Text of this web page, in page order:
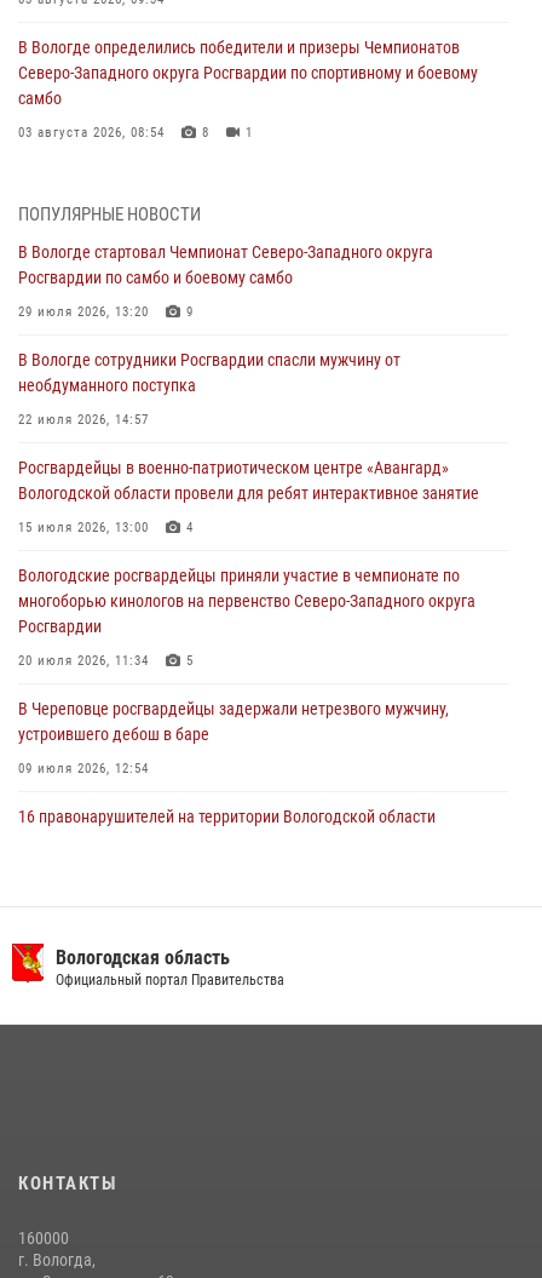
В Вологде определились победители и призеры Чемпионатов
Северо-Западного округа Росгвардии по спортивному и боевому
самбо
03 августа 2026, 08:54 8 1
ОХРАНЫ РОСГВАРДИИ В ВОЛОГОДСКОЙ ОБЛАСТИ ЗАДЕРЖАНО 23
02 августа 2026, 10:37
Росгвардейцы в г. Соколе задержали несовершеннолетнего
31 июля 2026, 06:43
В Вологде стартовал Чемпионат Северо-Западного округа
29 июля 2026, 13:20
В Вологде росгвардейцы задержали мужчину, подозреваемого в
29 июля 2026, 09:08
ПОПУЛЯРНЫЕ НОВОСТИ
В Вологде стартовал Чемпионат Северо-Западного округа
Росгвардии по самбо и боевому самбо
29 июля 2026, 13:20 9
В Вологде сотрудники Росгвардии спасли мужчину от
необдуманного поступка
22 июля 2026, 14:57
Росгвардейцы в военно-патриотическом центре «Авангард»
Вологодской области провели для ребят интерактивное занятие
15 июля 2026, 13:00 4
Вологодские росгвардейцы приняли участие в чемпионате по
многоборью кинологов на первенство Северо-Западного округа
Росгвардии
20 июля 2026, 11:34 5
В Череповце росгвардейцы задержали нетрезвого мужчину,
устроившего дебош в баре
09 июля 2026, 12:54
16 правонарушителей на территории Вологодской области
В Великом Устюге росгвардейцы задержали мужчин, устроивших
стрельбу
Росгвардии в Вологодской области
В Соколе росгвардейцы задержали двух нетрезвых мужчин,
Вологодская область
Официальный портал Правительства
КОНТАКТЫ
160000
г. Вологда,